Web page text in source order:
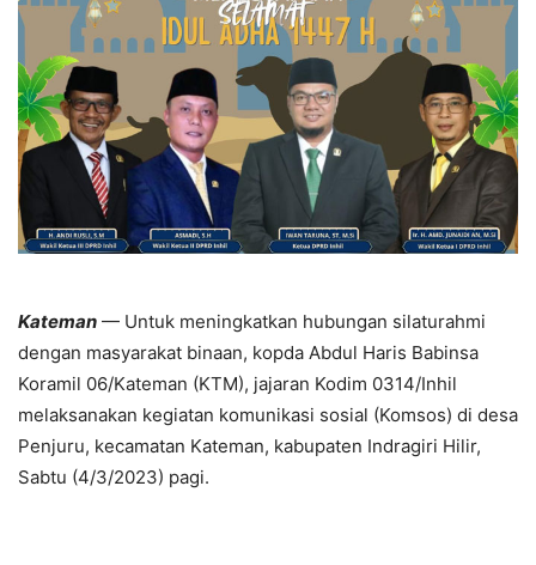
Kateman — Untuk meningkatkan hubungan silaturahmi
dengan masyarakat binaan, kopda Abdul Haris Babinsa
Koramil 06/Kateman (KTM), jajaran Kodim 0314/Inhil
melaksanakan kegiatan komunikasi sosial (Komsos) di desa
Penjuru, kecamatan Kateman, kabupaten Indragiri Hilir,
Sabtu (4/3/2023) pagi.